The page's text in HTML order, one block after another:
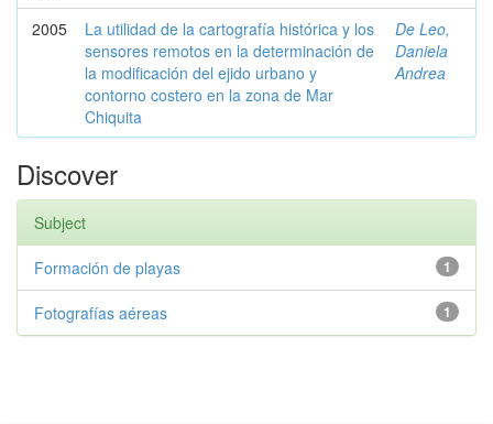
2005
La utilidad de la cartografía histórica y los
sensores remotos en la determinación de
la modificación del ejido urbano y
contorno costero en la zona de Mar
Chiquita
De Leo,
Daniela
Andrea
Discover
Subject
1
Formación de playas
1
Fotografías aéreas